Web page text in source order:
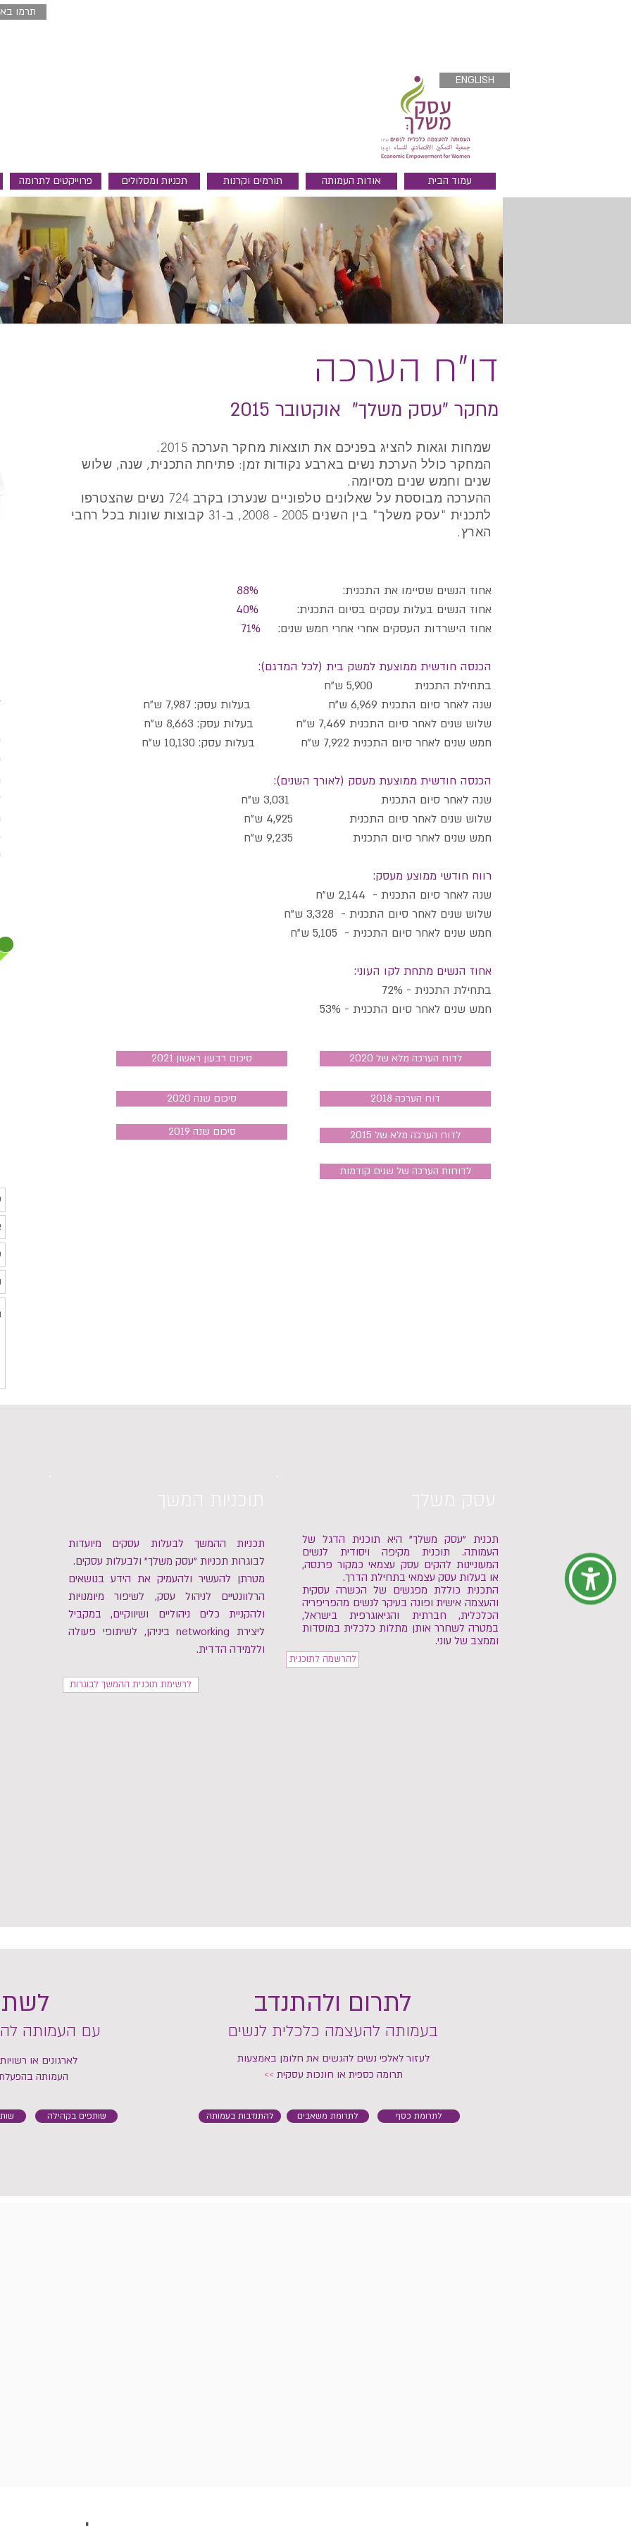
תרמו
פרוייקטים לתרומה תכניות ומסלולים תורמים וקרנות אודות העמותה עמוד הבית
ENGLISH
דו"ח הערכה
מחקר "עסק משלך" אוקטובר 2015
שמחות וגאות להציג בפניכם את תוצאות מחקר הערכה 2015.
המחקר כולל הערכת נשים בארבע נקודות זמן: פתיחת התכנית, שנה, שלוש
שנים וחמש שנים מסיומה.
ההערכה מבוססת על שאלונים טלפוניים שנערכו בקרב 724 נשים שהצטרפו
לתכנית "עסק משלך" בין השנים 2005 - 2008, ב-31 קבוצות שונות בכל רחבי
הארץ.
אחוז הנשים שסיימו את התכנית: 88%
אחוז הנשים בעלות עסקים בסיום התכנית: 40%
אחוז הישרדות העסקים אחרי אחרי חמש שנים: 71%
הכנסה חודשית ממוצעת למשק בית (לכל המדגם):
בתחילת התכנית 5,900 ש"ח
שנה לאחר סיום התכנית 6,969 ש"ח בעלות עסק: 7,987 ש"ח
שלוש שנים לאחר סיום התכנית 7,469 ש"ח בעלות עסק: 8,663 ש"ח
חמש שנים לאחר סיום התכנית 7,922 ש"ח בעלות עסק: 10,130 ש"ח
הכנסה חודשית ממוצעת מעסק (לאורך השנים):
שנה לאחר סיום התכנית 3,031 ש"ח
שלוש שנים לאחר סיום התכנית 4,925 ש"ח
חמש שנים לאחר סיום התכנית 9,235 ש"ח
רווח חודשי ממוצע מעסק:
שנה לאחר סיום התכנית - 2,144 ש"ח
שלוש שנים לאחר סיום התכנית - 3,328 ש"ח
חמש שנים לאחר סיום התכנית - 5,105 ש"ח
אחוז הנשים מתחת לקו העוני:
בתחילת התכנית - 72%
חמש שנים לאחר סיום התכנית - 53%
סיכום רבעון ראשון 2021
סיכום שנה 2020
לדוח הערכה מלא של 2020
דוח הערכה 2018
2019 סיכום שנה לדוח הערכה מלא של 2015
לדוחות הערכה של שנים קודמות
תוכניות המשך
תכניות ההמשך לבעלות עסקים מיועדות
לבוגרות תכניות "עסק משלך" ולבעלות עסקים.
מטרתן להעשיר ולהעמיק את הידע בנושאים
הרלוונטיים לניהול עסק, לשיפור מיומנויות
ולהקניית כלים ניהוליים ושיווקיים, במקביל
ליצירת networking ביניהן, לשיתופי פעולה
וללמידה הדדית.
לרשימת תוכנית ההמשך לבוגרות
עסק משלך
תכנית "עסק משלך" היא תוכנית הדגל של
העמותה. תוכנית מקיפה ויסודית לנשים
המעוניינות להקים עסק עצמאי כמקור פרנסה,
או בעלות עסק עצמאי בתחילת הדרך.
התכנית כוללת מפגשים של הכשרה עסקית
והעצמה אישית ופונה בעיקר לנשים מהפריפריה
הכלכלית, חברתית והגיאוגרפית בישראל,
במטרה לשחרר אותן מתלות כלכלית במוסדות
וממצב של עוני.
להרשמה לתוכנית
עם העמותה
לארגונים או
העמותה
שותפים בקהילה
לתרום ולהתנדב
בעמותה להעצמה כלכלית לנשים
לעזור לאלפי נשים להגשים את חלומן באמצעות
תרומה כספית או חונכות עסקית >>
להתנדבות בעמותה לתרומת משאבים לתרומת כסף